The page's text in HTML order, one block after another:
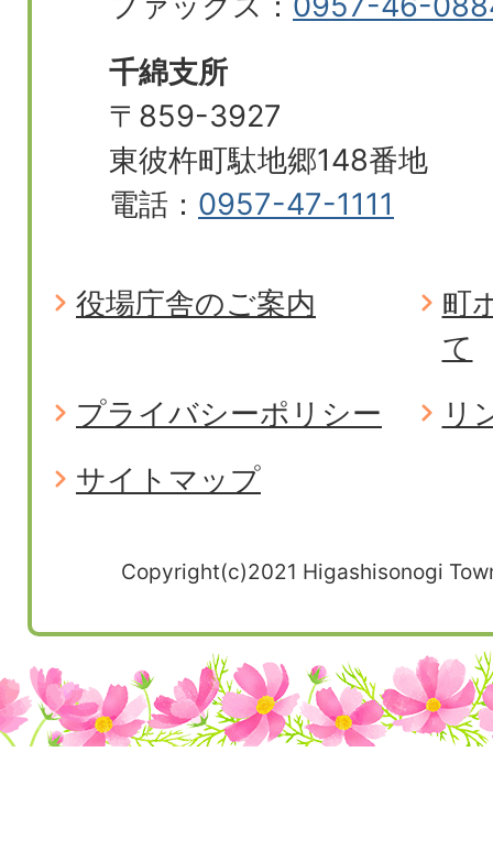
千綿支所
〒859-3927
東彼杵町駄地郷148番地
電話： 0957-47-1111
役場庁舎のご案内
町
て
プライバシーポリシー
リ
サイトマップ
Copyright(c)2021 Higashisonogi